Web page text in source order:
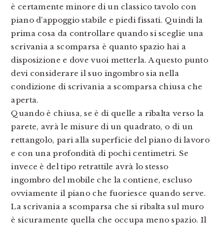
è certamente minore di un classico tavolo con
piano d’appoggio stabile e piedi fissati. Quindi la
prima cosa da controllare quando si sceglie una
scrivania a scomparsa è quanto spazio hai a
disposizione e dove vuoi metterla. A questo punto
devi considerare il suo ingombro sia nella
condizione di scrivania a scomparsa chiusa che
aperta.
Quando è chiusa, se è di quelle a ribalta verso la
parete, avrà le misure di un quadrato, o di un
rettangolo, pari alla superficie del piano di lavoro
e con una profondità di pochi centimetri. Se
invece è del tipo retrattile avrà lo stesso
ingombro del mobile che la contiene, escluso
ovviamente il piano che fuoriesce quando serve.
La scrivania a scomparsa che si ribalta sul muro
è sicuramente quella che occupa meno spazio. Il